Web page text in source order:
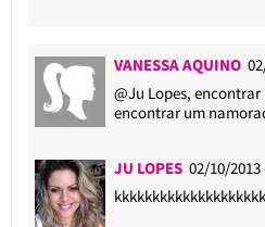
VANESSA AQUINO
@Ju Lopes,
encontrar um
JU LOPES 02/10/2013